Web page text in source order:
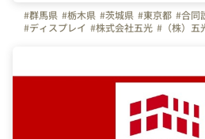
#群馬県 #栃木県 #茨城県 #東京都 #合同
#ディスプレイ #株式会社五光 #（株）五